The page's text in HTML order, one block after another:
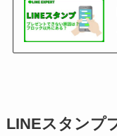
LINEスタンプ